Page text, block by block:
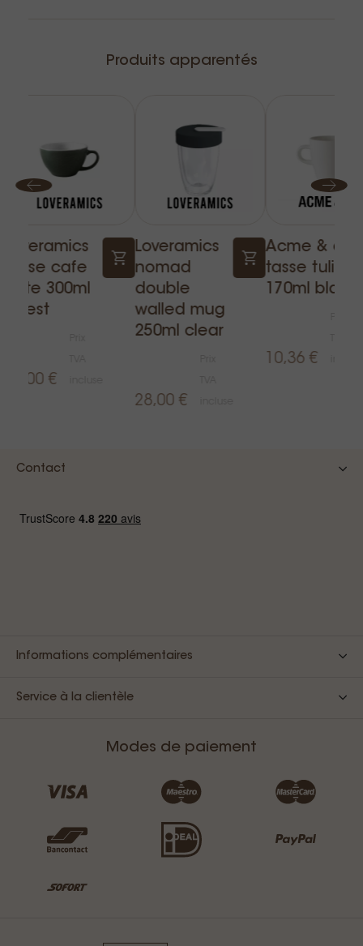
Produits apparentés
Loveramics
tasse cafe
latte 300ml
forest
11,00 €
Loveramics
nomad
double
walled mug
250ml clear
28,00 €
Acme & co
tasse tulipe
170ml blanc
10,36 €
Contact
Informations complémentaires
Service à la clientèle
Modes de paiement